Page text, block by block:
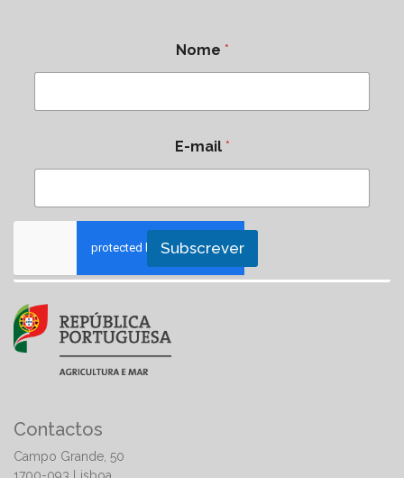
Nome *
E-mail *
Subscrever
Contactos
Campo Grande, 50